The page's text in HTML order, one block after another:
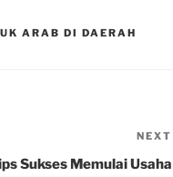
ARAB DI DAERAH
NEXT
Sukses Memulai Usaha